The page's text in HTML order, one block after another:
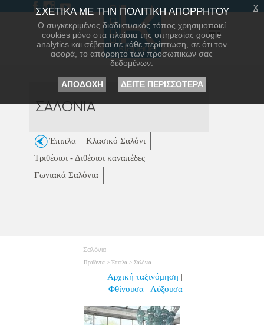
ΣΑΛΟΝΙΑ
Έπιπλα
Κλασικό Σαλόνι
Τριθέσιοι - Διθέσιοι καναπέδες
Γωνιακά Σαλόνια
Σαλόνια
Προϊόντα > Έπιπλα > Σαλόνια
Αρχική ταξινόμηση |
Φθίνουσα | Αύξουσα
ΣΧΕΤΙΚΑ ΜΕ ΤΗΝ ΠΟΛΙΤΙΚΗ ΑΠΟΡΡΗΤΟΥ
Ο συγκεκριμένος διαδικτυακός τόπος χρησιμοποιεί
cookies μόνο στα πλαίσια της υπηρεσίας google
analytics και σέβεται σε κάθε περίπτωση, σε ότι τον
αφορά, το απόρρητο των προσωπικών σας
δεδομένων.
ΑΠΟΔΟΧΗ ΔΕΙΤΕ ΠΕΡΙΣΣΟΤΕΡΑ
x